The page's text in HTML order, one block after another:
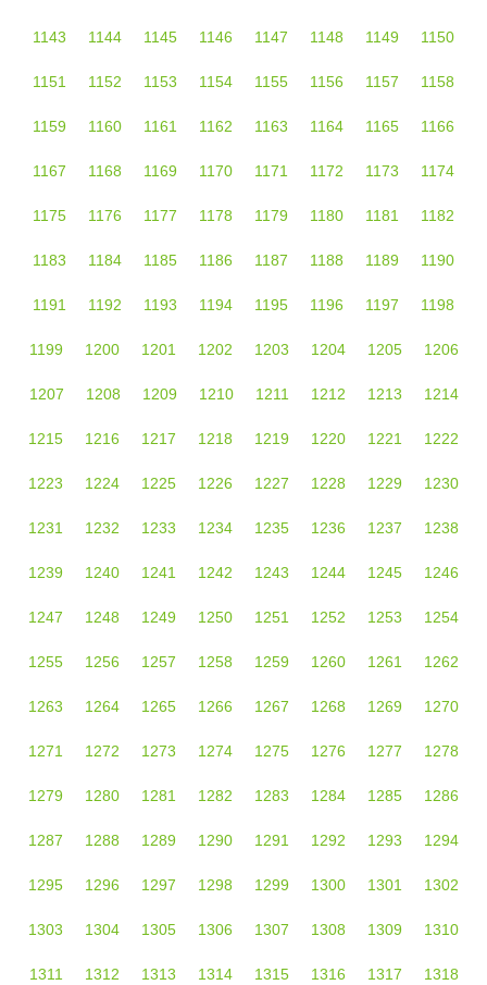
1143 1144 1145 1146 1147 1148 1149 1150
1151 1152 1153 1154 1155 1156 1157 1158
1159 1160 1161 1162 1163 1164 1165 1166
1167 1168 1169 1170 1171 1172 1173 1174
1175 1176 1177 1178 1179 1180 1181 1182
1183 1184 1185 1186 1187 1188 1189 1190
1191 1192 1193 1194 1195 1196 1197 1198
1199 1200 1201 1202 1203 1204 1205 1206
1207 1208 1209 1210 1211 1212 1213 1214
1215 1216 1217 1218 1219 1220 1221 1222
1223 1224 1225 1226 1227 1228 1229 1230
1231 1232 1233 1234 1235 1236 1237 1238
1239 1240 1241 1242 1243 1244 1245 1246
1247 1248 1249 1250 1251 1252 1253 1254
1255 1256 1257 1258 1259 1260 1261 1262
1263 1264 1265 1266 1267 1268 1269 1270
1271 1272 1273 1274 1275 1276 1277 1278
1279 1280 1281 1282 1283 1284 1285 1286
1287 1288 1289 1290 1291 1292 1293 1294
1295 1296 1297 1298 1299 1300 1301 1302
1303 1304 1305 1306 1307 1308 1309 1310
1311 1312 1313 1314 1315 1316 1317 1318